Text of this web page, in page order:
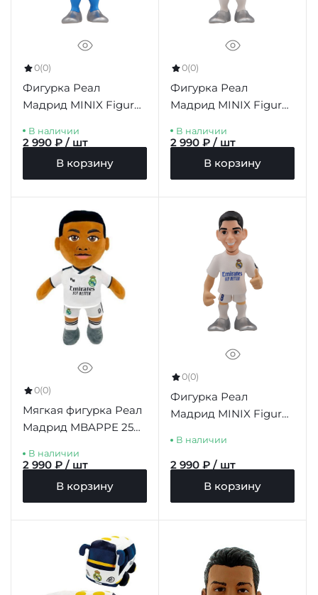
0(0)
Фигурка Реал
Мадрид MINIX Figure
В наличии
2 990 ₽ / шт
В корзину
0(0)
Фигурка Реал
Мадрид MINIX Figure
В наличии
2 990 ₽ / шт
В корзину
0(0)
Мягкая фигурка Реал
Мадрид MBAPPE 25
В наличии
2 990 ₽ / шт
В корзину
0(0)
Фигурка Реал
Мадрид MINIX Figure
В наличии
2 990 ₽ / шт
В корзину